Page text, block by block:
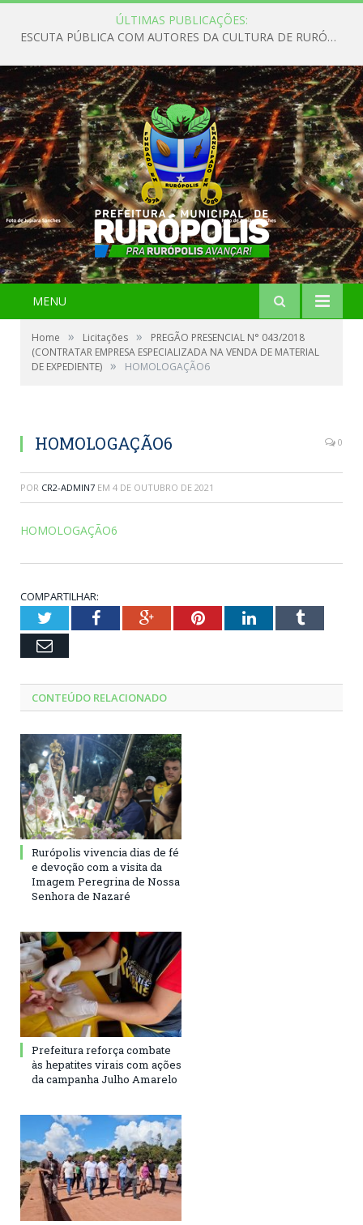
ÚLTIMAS PUBLICAÇÕES:
ESCUTA PÚBLICA COM AUTORES DA CULTURA DE RURÓPOLIS
MENU
Home » Licitações »
PREGÃO PRESENCIAL N° 043/2018
(CONTRATAR EMPRESA ESPECIALIZADA NA VENDA DE MATERIAL
DE EXPEDIENTE) » HOMOLOGAÇÃO6
HOMOLOGAÇÃO6 0
POR CR2-ADMIN7 EM 4 DE OUTUBRO DE 2021
HOMOLOGAÇÃO6
COMPARTILHAR:
TwitterFacebookGoogle+PinterestLinkedInTumblr
Email
CONTEÚDO RELACIONADO
Rurópolis vivencia dias de fé
e devoção com a visita da
Imagem Peregrina de Nossa
Senhora de Nazaré
Prefeitura reforça combate
às hepatites virais com ações
da campanha Julho Amarelo